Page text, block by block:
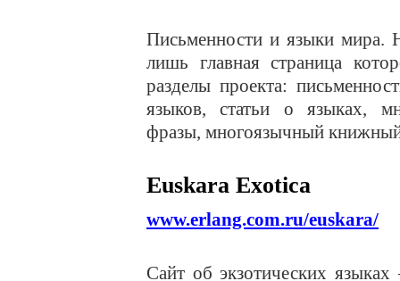
Письменности и языки мира.
лишь главная страница
разделы проекта:
языков, статьи о языках,
фразы, многоязычный книжный
Euskara Exotica
www.erlang.com.ru/euskara/
Сайт об экзотических